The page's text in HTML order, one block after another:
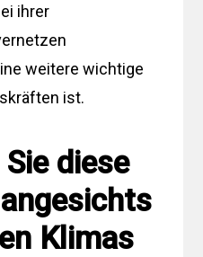
ihrer
weitere wichtige
ist.
diese
Klimas